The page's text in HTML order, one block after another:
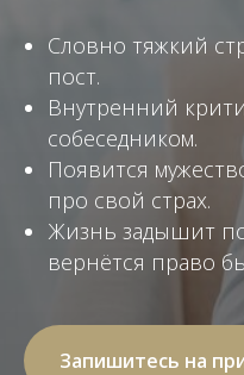
Словно тяжкий
пост.
Внутренний
собеседником.
Появится
про свой страх.
Жизнь задышит
вернётся право
Запишитесь на